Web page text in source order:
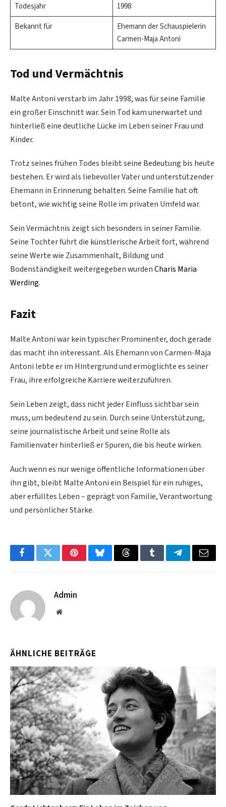
Todesjahr
1998
Bekannt für
Ehemann der Schauspielerin
Carmen-Maja Antoni
Tod und Vermächtnis
Malte Antoni verstarb im Jahr 1998, was für seine Familie
ein großer Einschnitt war. Sein Tod kam unerwartet und
hinterließ eine deutliche Lücke im Leben seiner Frau und
Kinder.
Trotz seines frühen Todes bleibt seine Bedeutung bis heute
bestehen. Er wird als liebevoller Vater und unterstützender
Ehemann in Erinnerung behalten. Seine Familie hat oft
betont, wie wichtig seine Rolle im privaten Umfeld war.
Sein Vermächtnis zeigt sich besonders in seiner Familie.
Seine Tochter führt die künstlerische Arbeit fort, während
seine Werte wie Zusammenhalt, Bildung und
Bodenständigkeit weitergegeben wurdenCharis Maria
Werding.
Fazit
Malte Antoni war kein typischer Prominenter, doch gerade
das macht ihn interessant. Als Ehemann von Carmen-Maja
Antoni lebte er im Hintergrund und ermöglichte es seiner
Frau, ihre erfolgreiche Karriere weiterzuführen.
Sein Leben zeigt, dass nicht jeder Einfluss sichtbar sein
muss, um bedeutend zu sein. Durch seine Unterstützung,
seine journalistische Arbeit und seine Rolle als
Familienvater hinterließ er Spuren, die bis heute wirken.
Auch wenn es nur wenige öffentliche Informationen über
ihn gibt, bleibt Malte Antoni ein Beispiel für ein ruhiges,
aber erfülltes Leben – geprägt von Familie, Verantwortung
und persönlicher Stärke.
FacebookTwitterPinterestBlueskyThreadsTumblrTelegramEmail
Admin
Website
ÄHNLICHE BEITRÄGE